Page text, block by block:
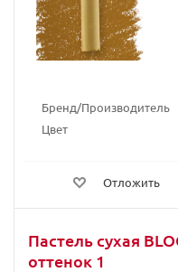
Бренд/Производитель
Цвет
Отложить
Пастель сухая
оттенок 1